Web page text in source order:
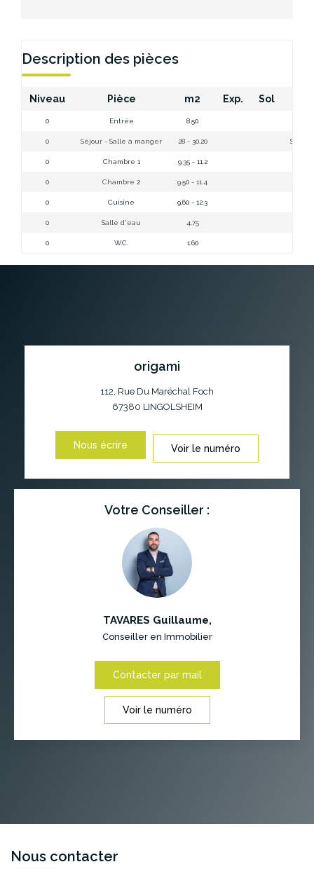
Description des pièces
Niveau Pièce m2 Exp. Sol
0 Entrée 8.50
0 Séjour - Salle à manger 28 - 30.20
0 Chambre 1 9.35 - 11.2
0 Chambre 2 9.50 - 11.4
0 Cuisine 9.60 - 12.3
0 Salle d'eau 4.75
0 W.C. 1.60
origami
112, Rue Du Maréchal Foch
67380 LINGOLSHEIM
Nous écrire Voir le numéro
Votre Conseiller :
TAVARES Guillaume,
Conseiller en Immobilier
Contacter par mail
Voir le numéro
Nous contacter